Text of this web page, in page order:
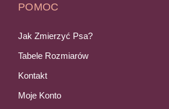
POMOC
Jak Zmierzyć Psa?
Tabele Rozmiarów
Kontakt
Moje Konto